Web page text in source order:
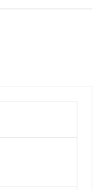
масло*),
захар*
Възможно е